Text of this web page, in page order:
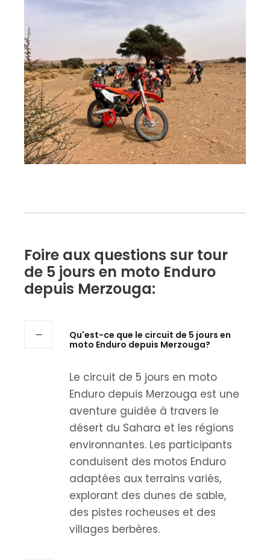
Foire aux questions sur tour
de 5 jours en moto Enduro
depuis Merzouga:
Qu'est-ce que le circuit de 5 jours en
moto Enduro depuis Merzouga?
Le circuit de 5 jours en moto
Enduro depuis Merzouga est une
aventure guidée à travers le
désert du Sahara et les régions
environnantes. Les participants
conduisent des motos Enduro
adaptées aux terrains variés,
explorant des dunes de sable,
des pistes rocheuses et des
villages berbères.